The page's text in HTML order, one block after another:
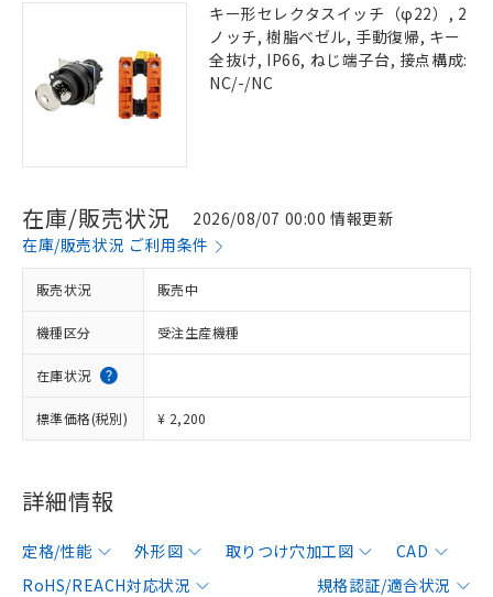
キー形セレクタスイッチ（φ22）, 2
ノッチ, 樹脂ベゼル, 手動復帰, キー
全抜け, IP66, ねじ端子台, 接点構成:
NC/-/NC
在庫/販売状況
2026/08/07 00:00 情報更新
在庫/販売状況 ご利用条件
販売状況 販売中
機種区分 受注生産機種
在庫状況
標準価格(税別) ¥ 2,200
詳細情報
定格/性能 外形図 取りつけ穴加工図
CAD
RoHS/REACH対応状況
規格認証/適合状況